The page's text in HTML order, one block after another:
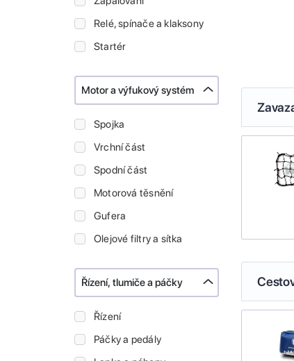
Relé, spínače a klaksony
Startér
Motor a výfukový systém
Spojka
Vrchní část
Spodní část
Motorová těsnění
Gufera
Olejové filtry a sítka
Řízení, tlumiče a páčky
Řízení
Páčky a pedály